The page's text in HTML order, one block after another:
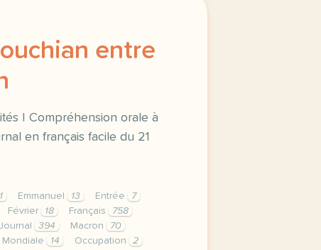
entre
| Compréhension orale à
en français facile du 21
1 Emmanuel 13 Entrée
7
Février 18 Français
758
Journal 394 Macron
70
Mondiale 14 Occupation
2